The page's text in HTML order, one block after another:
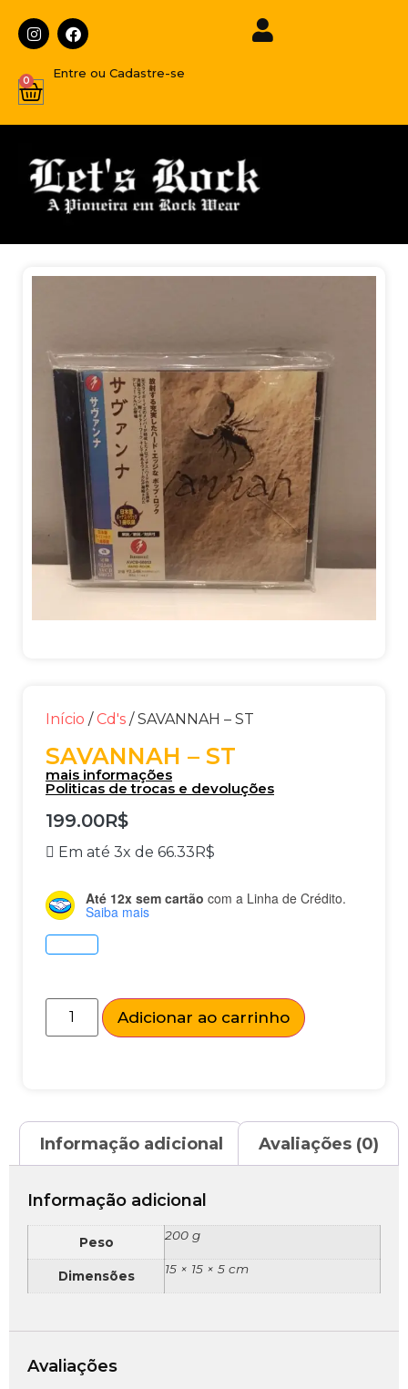
Entre ou Cadastre-se
0
Início / Cd's / SAVANNAH – ST
SAVANNAH – ST
mais informações
Politicas de trocas e devoluções
199.00R$
Em até 3x de 66.33R$
Até 12x sem cartão com a Linha de Crédito.
Saiba mais
Adicionar ao carrinho
Informação adicional Avaliações (0)
Informação adicional
Peso 200 g
Dimensões 15 × 15 × 5 cm
Avaliações